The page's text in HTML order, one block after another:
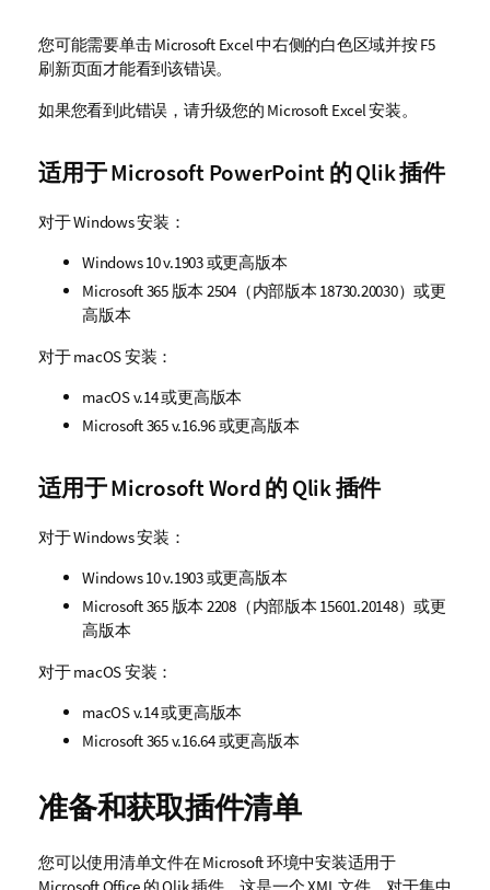
您可能需要单击Microsoft Excel中右侧的白色区域并按 F5
刷新页面才能看到该错误。
如果您看到此错误，请升级您的 Microsoft Excel安装。
适用于Microsoft PowerPoint的Qlik插件
对于Windows安装：
Windows10v.1903 或更高版本
Microsoft 365版本 2504（内部版本 18730.20030）或更
高版本
对于macOS安装：
macOSv.14 或更高版本
Microsoft 365v.16.96 或更高版本
适用于Microsoft Word的 Qlik插件
对于Windows安装：
Windows10v.1903 或更高版本
Microsoft 365版本 2208（内部版本 15601.20148）或更
高版本
对于macOS安装：
macOSv.14 或更高版本
Microsoft 365v.16.64 或更高版本
准备和获取插件清单
您可以使用清单文件在 Microsoft 环境中安装适用于